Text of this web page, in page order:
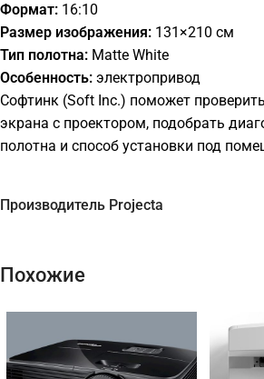
Формат: 16:10
Размер изображения: 131×210 см
Тип полотна: Matte White
Особенность: электропривод
Софтинк (Soft Inc.) поможет
экрана с проектором, подобрать
полотна и способ установки под
Производитель Projecta
Похожие